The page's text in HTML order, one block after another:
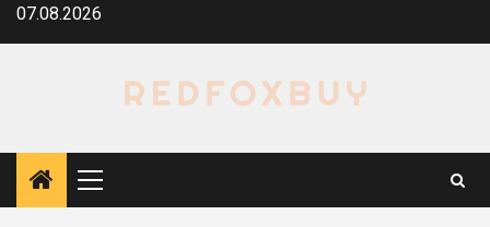
Перейти
07.08.2026
Основное
меню